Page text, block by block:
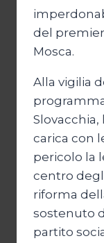
del
Mosca.
Alla vigilia
Slovacchia,
carica con
pericolo la
centro
riforma
sostenuto
partito